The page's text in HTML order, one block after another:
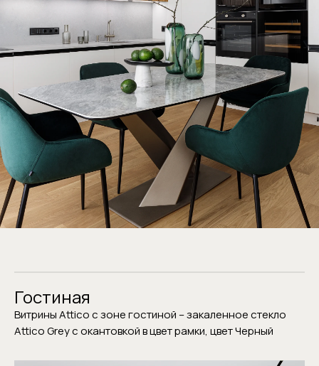
Гостиная
Витрины Attico с зоне гостиной – закаленное стекло
Attico Grey с окантовкой в цвет рамки, цвет Черный